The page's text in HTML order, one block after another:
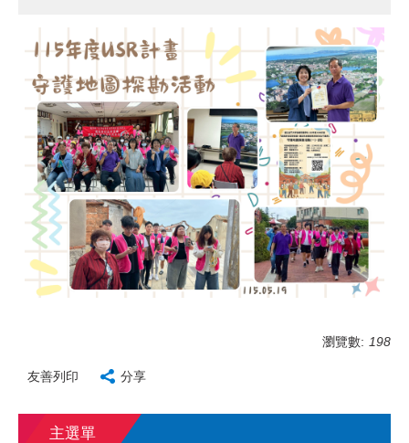
瀏覽數: 198
友善列印 分享
主選單